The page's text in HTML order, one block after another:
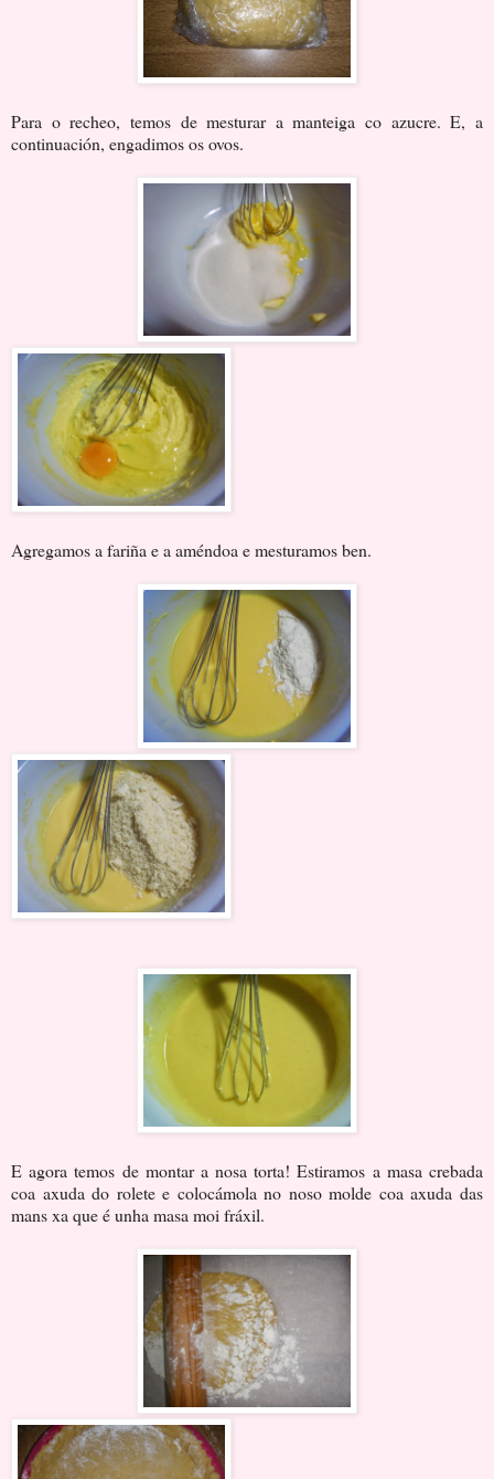
Para o recheo, temos de mesturar a manteiga co azucre. E, a
continuación, engadimos os ovos.
Agregamos a fariña e a améndoa e mesturamos ben.
E agora temos de montar a nosa torta! Estiramos a masa crebada
coa axuda do rolete e colocámola no noso molde coa axuda das
mans xa que é unha masa moi fráxil.